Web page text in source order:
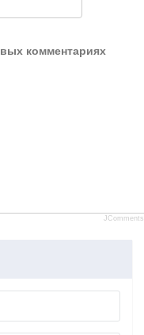
комментариях
JComments